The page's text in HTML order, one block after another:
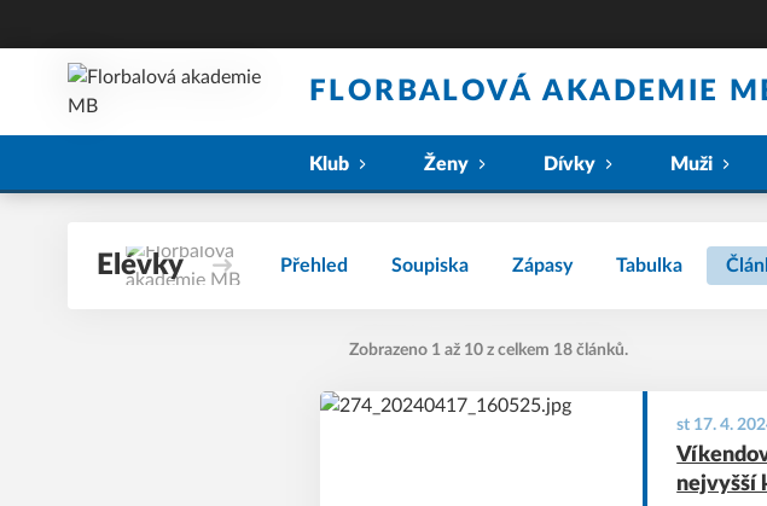
FLORBALOVÁ AKADEMIE
Klub Ženy Dívky Muži
Elévky Přehled Soupiska Zápasy Tabulka
Zobrazeno 1 až 10 z celkem 18 článků.
st 17. 4.
nejvyšší